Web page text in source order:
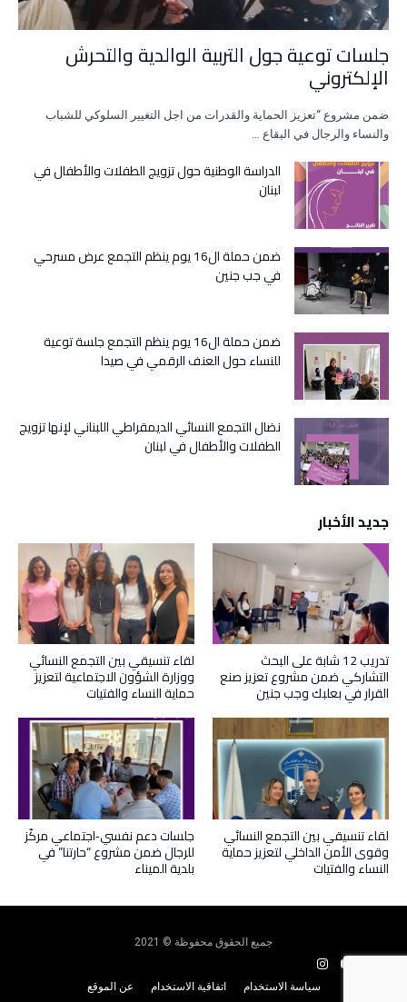
جلسات توعية جول التربية الوالدية والتحرش
الإلكتروني
ضمن مشروع “تعزيز الحماية والقدرات من اجل التغيير السلوكي للشباب
والنساء والرجال في البقاع …
الدراسة الوطنية حول تزويج الطفلات والأطفال في
لبنان
ضمن حملة ال16 يوم ينظم التجمع عرض مسرحي
في جب جنين
ضمن حملة ال16 يوم ينظم التجمع جلسة توعية
للنساء حول العنف الرقمي في صيدا
نضال التجمع النسائي الديمقراطي اللبناني لإنها تزويج
الطفلات والأطفال في لبنان
جديد الأخبار
لقاء تنسيقي بين التجمع النسائي
ووزارة الشؤون الاجتماعية لتعزيز
حماية النساء والفتيات
تدريب 12 شابة على البحث
التشاركي ضمن مشروع تعزيز صنع
القرار في بعلبك وجب جنين
جلسات دعم نفسي‑اجتماعي مركّز
للرجال ضمن مشروع “حارتنا” في
بلدية الميناء
لقاء تنسيقي بين التجمع النسائي
وقوى الأمن الداخلي لتعزيز حماية
النساء والفتيات
جميع الحقوق محفوظة © 2021
سياسة الاستخدام اتفاقية الاستخدام عن الموقع